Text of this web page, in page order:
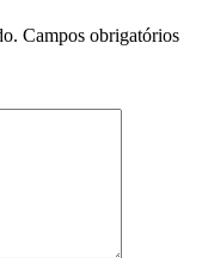
Campos obrigatórios